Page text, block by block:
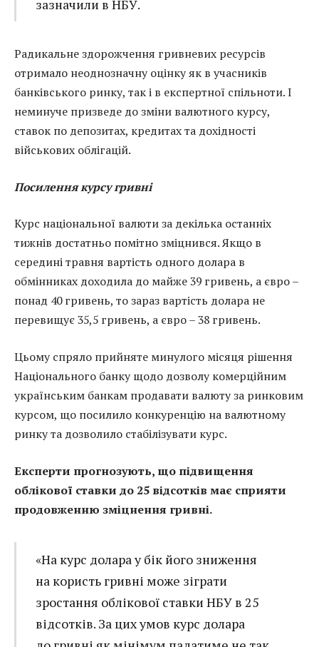
зазначили в НБУ.
Радикальне здорожчення гривневих ресурсів
отримало неоднозначну оцінку як в учасників
банківського ринку, так і в експертної спільноти. І
неминуче призведе до зміни валютного курсу,
ставок по депозитах, кредитах та дохідності
військових облігацій.
Посилення курсу гривні
Курс національної валюти за декілька останніх
тижнів достатньо помітно зміцнився. Якщо в
середині травня вартість одного долара в
обмінниках доходила до майже 39 гривень, а євро –
понад 40 гривень, то зараз вартість долара не
перевищує 35,5 гривень, а євро – 38 гривень.
Цьому спряло прийняте минулого місяця рішення
Національного банку щодо дозволу комерційним
українським банкам продавати валюту за ринковим
курсом, що посилило конкуренцію на валютному
ринку та дозволило стабілізувати курс.
Експерти прогнозують, що підвищення
облікової ставки до 25 відсотків має сприяти
продовженню зміцнення гривні.
«На курс долара у бік його зниження
на користь гривні може зіграти
зростання облікової ставки НБУ в 25
відсотків. За цих умов курс долара